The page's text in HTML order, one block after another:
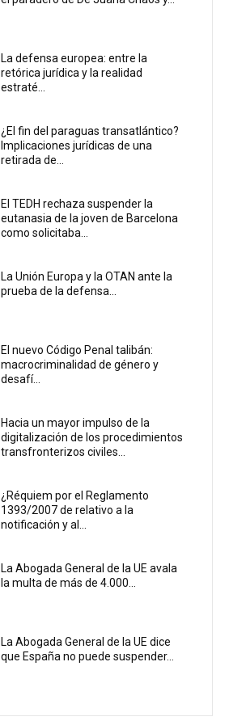
La defensa europea: entre la
retórica jurídica y la realidad
estraté...
¿El fin del paraguas transatlántico?
Implicaciones jurídicas de una
retirada de...
El TEDH rechaza suspender la
eutanasia de la joven de Barcelona
como solicitaba...
La Unión Europa y la OTAN ante la
prueba de la defensa...
El nuevo Código Penal talibán:
macrocriminalidad de género y
desafí...
Hacia un mayor impulso de la
digitalización de los procedimientos
transfronterizos civiles...
¿Réquiem por el Reglamento
1393/2007 de relativo a la
notificación y al...
La Abogada General de la UE avala
la multa de más de 4.000...
La Abogada General de la UE dice
que España no puede suspender...